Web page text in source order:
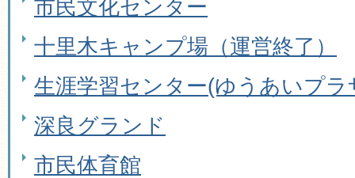
市民文化センター
十里木キャンプ場（運営終了）
生涯学習センター(ゆうあいプラ
深良グランド
市民体育館